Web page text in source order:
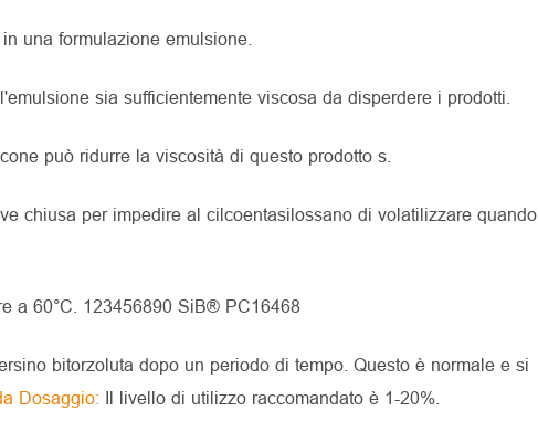
una formulazione emulsione.
sia sufficientemente viscosa da disperdere i prodotti.
può ridurre la viscosità di questo prodotto s.
chiusa per impedire al cilcoentasilossano di volatilizzare quando
a 60°C. 123456890 SiB® PC16468
bitorzoluta dopo un periodo di tempo. Questo è normale e si
Dosaggio: Il livello di utilizzo raccomandato è 1-20%.